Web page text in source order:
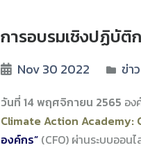
การอบรมเชิงปฏิบัติ
Nov 30 2022 ข่า
วันที่ 14 พฤศจิกายน 2565 อง
Climate Action Academy:
องค์กร” (CFO) ผ่านระบบออน